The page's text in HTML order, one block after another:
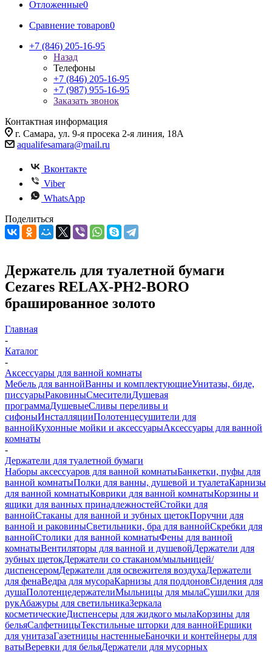
Отложенные0
Сравнение товаров0
+7 (846) 205-16-95
Назад
Телефоны
+7 (846) 205-16-95
+7 (987) 955-16-95
Заказать звонок
Контактная информация
г. Самара, ул. 9-я просека 2-я линия, 18А
aqualifesamara@mail.ru
Вконтакте
Viber
WhatsApp
Поделиться
Держатель для туалетной бумаги
Cezares RELAX-PH2-BORO
брашированное золото
Главная
-
Каталог
-
Аксессуары для ванной комнаты
Мебель для ваннойВанны и комплектующиеУнитазы, биде,
писсуарыРаковиныСмесителиДушевая
программаДушевыеСливы переливы и
сифоныИнсталляцииПолотенцесушители для
ваннойКухонные мойки и аксессуарыАксессуары для ванной
комнаты
-
Держатели для туалетной бумаги
Наборы аксессуаров для ванной комнатыБанкетки, пуфы для
ванной комнатыПолки для ванны, душевой и туалетаКарнизы
для ванной комнатыКоврики для ванной комнатыКорзины и
ящики для ванных принадлежностейСтойки для
ваннойСтаканы для ванной и зубных щетокПоручни для
ванной и раковиныСветильники, бра для ваннойСкребки для
ваннойСтолики для ванной комнатыФены для ванной
комнатыВентиляторы для ванной и душевойДержатели для
зубных щетокДержатели со стаканом/мыльницей/
диспенсеромДержатели для освежителя воздухаДержатели
для фенаВедра для мусораКарнизы для поддоновСидения для
душаПолотенцедержателиМыльницы для мылаСушилки для
рукАбажуры для светильникаЗеркала
косметическиеДиспенсеры для жидкого мылаКорзины для
бельяСалфетницыТекстильные шторки для ваннойЕршики
для унитазаГазетницы настенныеБаночки и контейнеры для
ватыВеревки для бельяДержатели для мусорных